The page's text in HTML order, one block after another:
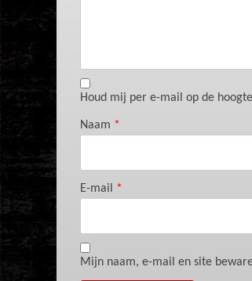
Houd mij per e-mail op de
Naam *
E-mail *
Mijn naam, e-mail en site